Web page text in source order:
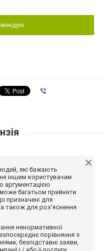
які бажають
іншим користувачам
аргументацією
багатьом прийняти
призначені для
також для роз'яснення
ненормативної
порівняння з
безпідставні заяви,